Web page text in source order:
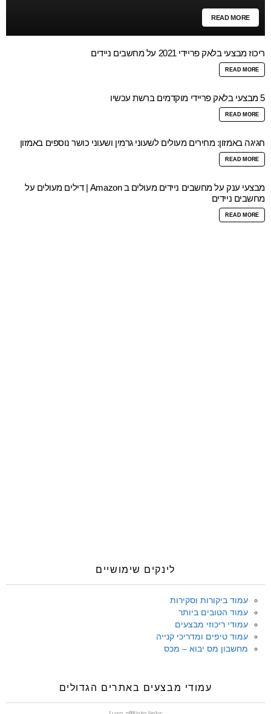
READ MORE
ריכוז מבצעי בלאק פריידי 2021 על מחשבים ניידים
READ MORE
5 מבצעי בלאק פריידי מוקדמים ברשת עכשיו
READ MORE
חגיגה באמזון: מחירים מעולים לשעוני גרמין ושעוני כושר נוספים באמזון
READ MORE
מבצעי ענק על מחשבים ניידים מעולים ב Amazon | דילים מעולים על
מחשבים ניידים
READ MORE
לינקים שימושיים
עמוד ביקורות וסקירות
עמוד הטובים ביותר
עמודי ריכוזי מבצעים
עמוד טיפים ומדריכי קנייה
מחשבון מס יבוא – מכס
עמודי מבצעים באתרים הגדולים